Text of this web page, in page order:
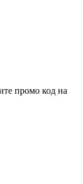
промо код на